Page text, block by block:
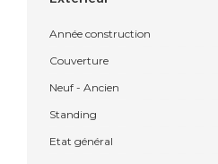
Année construction
Couverture
Neuf - Ancien
Standing
Etat général